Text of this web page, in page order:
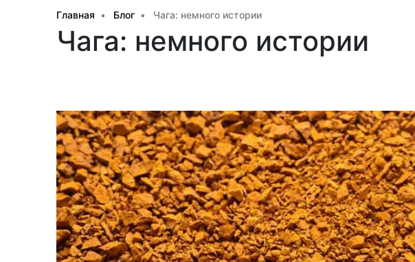
Главная Блог Чага: немного истории
Чага: немного истории